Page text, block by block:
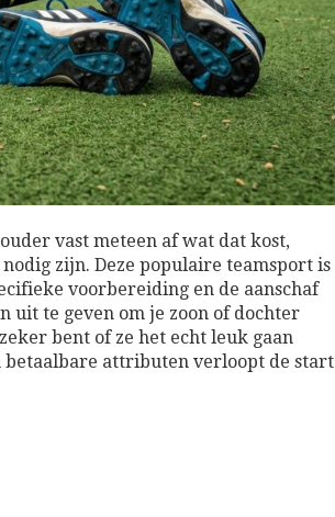
vast meteen af wat dat kost,
zijn. Deze populaire teamsport is
voorbereiding en de aanschaf
uit te geven om je zoon of dochter
bent of ze het echt leuk gaan
betaalbare attributen verloopt de start